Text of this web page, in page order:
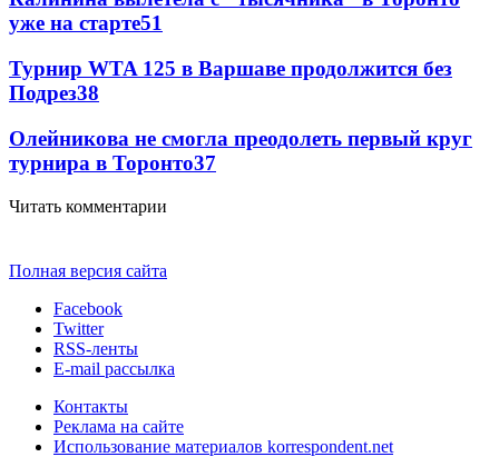
уже на старте51
Турнир WTA 125 в Варшаве продолжится без
Подрез38
Олейникова не смогла преодолеть первый круг
турнира в Торонто37
Читать комментарии
Полная версия сайта
Facebook
Twitter
RSS-ленты
E-mail рассылка
Контакты
Реклама на сайте
Использование материалов korrespondent.net